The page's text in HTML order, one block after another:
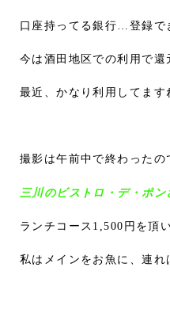
口座持ってる銀行…登録で
今は酒田地区での利用で還
最近、かなり利用してます
撮影は午前中で終わったの
三川のビストロ・デ・ポン
ランチコース1,500円を頂
私はメインをお魚に、連れ